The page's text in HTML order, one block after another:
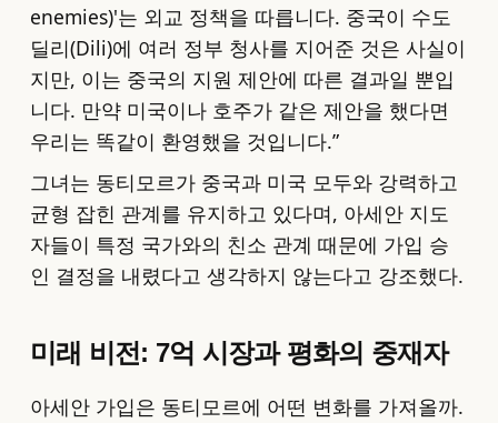
enemies)'는 외교 정책을 따릅니다. 중국이 수도
딜리(Dili)에 여러 정부 청사를 지어준 것은 사실이
지만, 이는 중국의 지원 제안에 따른 결과일 뿐입
니다. 만약 미국이나 호주가 같은 제안을 했다면
우리는 똑같이 환영했을 것입니다.”
그녀는 동티모르가 중국과 미국 모두와 강력하고
균형 잡힌 관계를 유지하고 있다며, 아세안 지도
자들이 특정 국가와의 친소 관계 때문에 가입 승
인 결정을 내렸다고 생각하지 않는다고 강조했다.
미래 비전: 7억 시장과 평화의 중재자
아세안 가입은 동티모르에 어떤 변화를 가져올까.